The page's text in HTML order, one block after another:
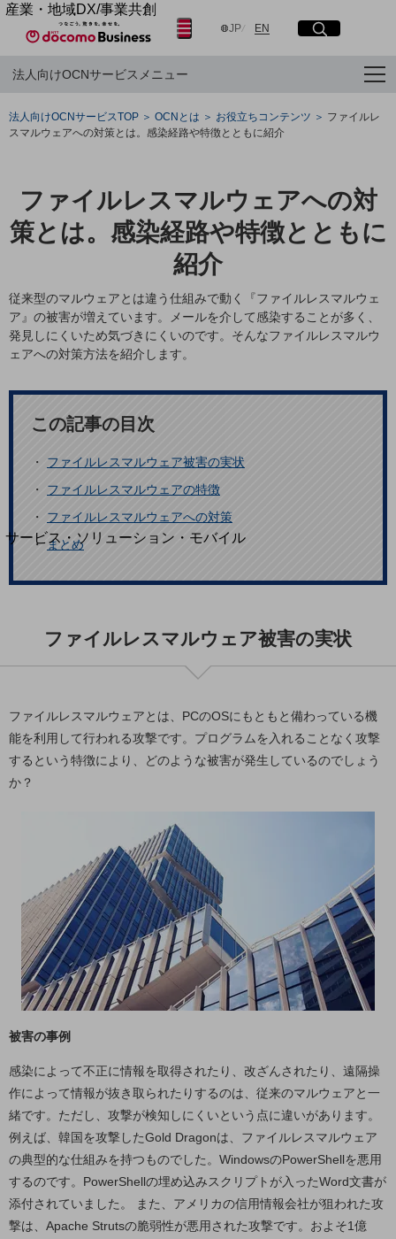
産業・地域DX/事業共創
OPEN HUB for Plural Futures
「社会可能性」を探究・実装する事業共創エコシステムです。
イベント/ウェビナー
記事コンテンツ
プレイヤー(カタリスト/パートナー企業)
産業・地域DXプラットフォーマーとして
企業と地域が持続成長する社会を目指します
Smart City
Smart Industry
Smart Mobility
Smart Worksite
生成AI(Generative AI)
地域の取り組み
自治体・地域社会との共創
LGPF(Local Government Platform)
別ウィンドウで開きます
サービス・ソリューション・モバイル
DXに関する課題を解決する
カテゴリーで探すTOP
電話・映像コミュニケーション
データ利活用
運用管理
業務支援・マーケティング
災害対策・BCP
課題・ニーズで探すTOP
コミュニケーション・情報共有
マーケティング
業務効率化
災害対策
職場環境整備
地域共創・地方創生
JP日本語
ENEnglish
サイト内検索
メニュー
フリーワードでNTTドコモビジネスの
取り組みを検索
法人向けOCNサービスメニュー
法人向けOCNサービスTOP OCNとは お役立ちコンテンツ
ファイルレ
スマルウェアへの対策とは。感染経路や特徴とともに紹介
ファイルレスマルウェアへの対
策とは。感染経路や特徴とともに
紹介
従来型のマルウェアとは違う仕組みで動く『ファイルレスマルウェ
ア』の被害が増えています。メールを介して感染することが多く、
発見しにくいため気づきにくいのです。そんなファイルレスマルウ
ェアへの対策方法を紹介します。
この記事の目次
・ ファイルレスマルウェア被害の実状
・ ファイルレスマルウェアの特徴
・ ファイルレスマルウェアへの対策
・まとめ
ファイルレスマルウェア被害の実状
ファイルレスマルウェアとは、PCのOSにもともと備わっている機
能を利用して行われる攻撃です。プログラムを入れることなく攻撃
するという特徴により、どのような被害が発生しているのでしょう
か？
被害の事例
感染によって不正に情報を取得されたり、改ざんされたり、遠隔操
作によって情報が抜き取られたりするのは、従来のマルウェアと一
緒です。ただし、攻撃が検知しにくいという点に違いがあります。
例えば、韓国を攻撃したGold Dragonは、ファイルレスマルウェア
の典型的な仕組みを持つものでした。WindowsのPowerShellを悪用
するのです。PowerShellの埋め込みスクリプトが入ったWord文書が
添付されていました。 また、アメリカの信用情報会社が狙われた攻
撃は、Apache Strutsの脆弱性が悪用された攻撃です。およそ1億